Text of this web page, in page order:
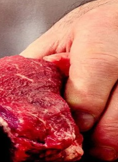
del personale
parco prodotti.